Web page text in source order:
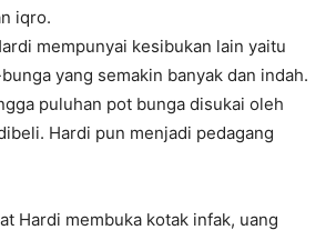
iqro.
mempunyai kesibukan lain yaitu
yang semakin banyak dan indah.
puluhan pot bunga disukai oleh
Hardi pun menjadi pedagang
Hardi membuka kotak infak, uang